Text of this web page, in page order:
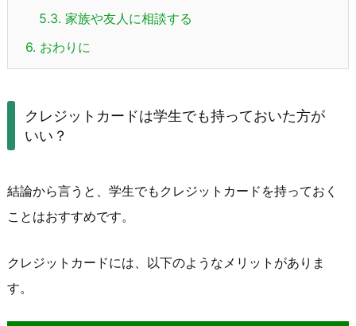
5.3. 家族や友人に相談する
6. おわりに
クレジットカードは学生でも持っておいた方が
いい？
結論から言うと、学生でもクレジットカードを持っておく
ことはおすすめです。
クレジットカードには、以下のようなメリットがありま
す。